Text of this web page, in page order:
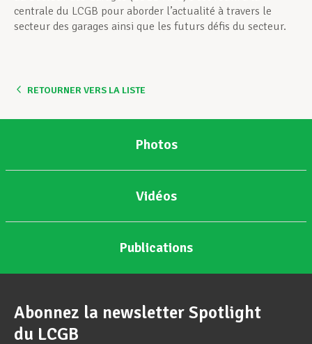
centrale du LCGB pour aborder l’actualité à travers le
secteur des garages ainsi que les futurs défis du secteur.
RETOURNER VERS LA LISTE
Photos
Vidéos
Publications
Abonnez la newsletter Spotlight
du LCGB